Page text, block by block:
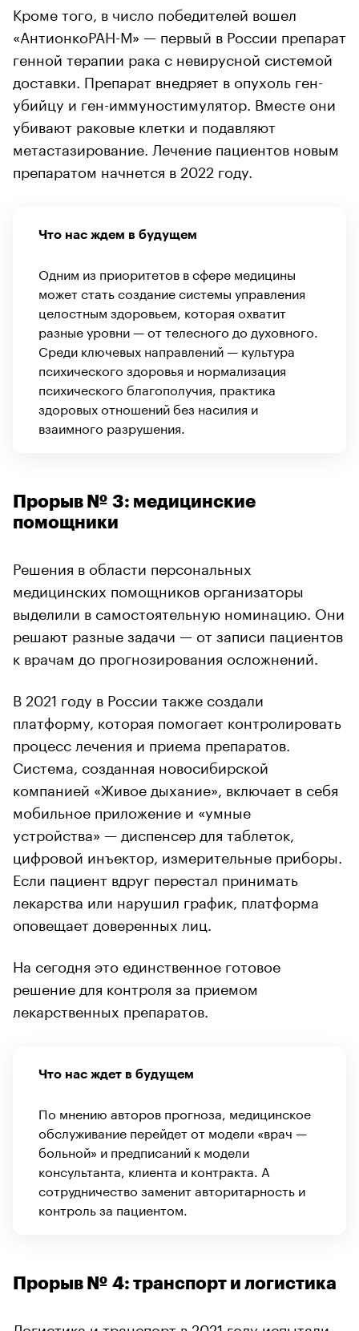
Кроме того, в число победителей вошел
«АнтионкоРАН-М» — первый в России препарат
генной терапии рака с невирусной системой
доставки. Препарат внедряет в опухоль ген-
убийцу и ген-иммуностимулятор. Вместе они
убивают раковые клетки и подавляют
метастазирование. Лечение пациентов новым
препаратом начнется в 2022 году.
Что нас ждем в будущем
Одним из приоритетов в сфере медицины
может стать создание системы управления
целостным здоровьем, которая охватит
разные уровни — от телесного до духовного.
Среди ключевых направлений — культура
психического здоровья и нормализация
психического благополучия, практика
здоровых отношений без насилия и
взаимного разрушения.
Прорыв № 3: медицинские
помощники
Решения в области персональных
медицинских помощников организаторы
выделили в самостоятельную номинацию. Они
решают разные задачи — от записи пациентов
к врачам до прогнозирования осложнений.
В 2021 году в России также создали
платформу, которая помогает контролировать
процесс лечения и приема препаратов.
Система, созданная новосибирской
компанией «Живое дыхание», включает в себя
мобильное приложение и «умные
устройства» — диспенсер для таблеток,
цифровой инъектор, измерительные приборы.
Если пациент вдруг перестал принимать
лекарства или нарушил график, платформа
оповещает доверенных лиц.
На сегодня это единственное готовое
решение для контроля за приемом
лекарственных препаратов.
Что нас ждет в будущем
По мнению авторов прогноза, медицинское
обслуживание перейдет от модели «врач —
больной» и предписаний к модели
консультанта, клиента и контракта. А
сотрудничество заменит авторитарность и
контроль за пациентом.
Прорыв № 4: транспорт и логистика